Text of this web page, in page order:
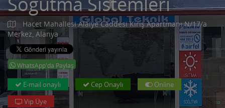
Hacet Mahallesi Alaiye Caddesi Kiriş Apartmanı N/17/a
Merkez, Alanya
WhatsApp'da Paylaş
E-mail onaylı Cep Onaylı
Online
Vip Üye